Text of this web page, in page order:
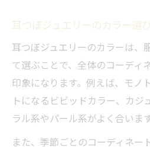
耳つぼジュエリーのカラー選
耳つぼジュエリーのカラーは、
て選ぶことで、全体のコーディ
印象になります。例えば、モノ
トになるビビッドカラー、カジ
ラル系やパール系がよく合います
また、季節ごとのコーディネー